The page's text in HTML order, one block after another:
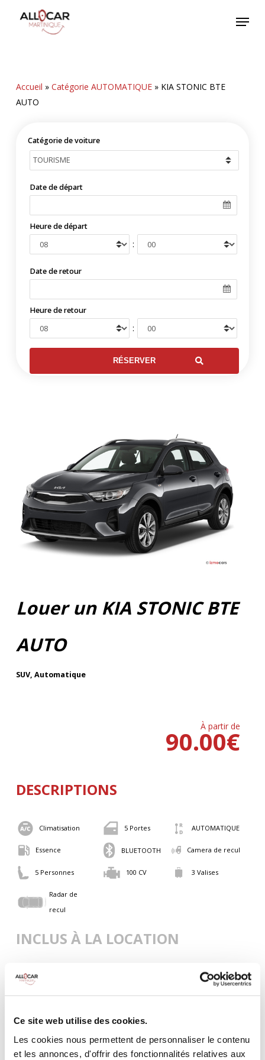
Ce site web utilise des cookies.
Les cookies nous permettent de personnaliser le contenu
et les annonces, d'offrir des fonctionnalités relatives aux
Menu
Accueil » Catégorie AUTOMATIQUE» KIA STONIC BTE
AUTO
Catégorie de voiture
Date de départ
Heure de départ
:
Date de retour
Heure de retour
:
Louer un KIA STONIC BTE
AUTO
SUV, Automatique
À partir de
€
90.00
DESCRIPTIONS
Climatisation 5 Portes AUTOMATIQUE
Essence BLUETOOTH Camera de recul
5 Personnes 100 CV 3 Valises
Radar de
recul
INCLUS À LA LOCATION
Killométrage illimité
CONDITIONS DE LOCATION